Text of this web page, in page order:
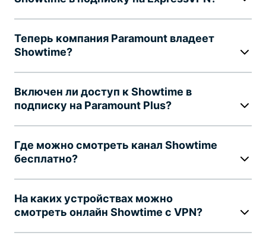
Теперь компания Paramount владеет
Showtime?
Включен ли доступ к Showtime в
подписку на Paramount Plus?
Где можно смотреть канал Showtime
бесплатно?
На каких устройствах можно
смотреть онлайн Showtime с VPN?